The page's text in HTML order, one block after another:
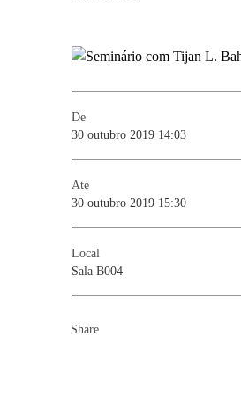
De
30 outubro 2019 14:03
Ate
30 outubro 2019 15:30
Local
Sala B004
Share